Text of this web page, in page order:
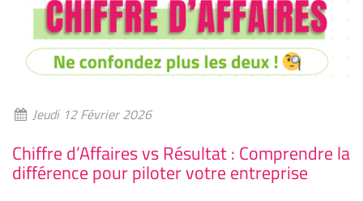
Jeudi 12 Février 2026
Chiffre d’Affaires vs Résultat : Comprendre la
différence pour piloter votre entreprise